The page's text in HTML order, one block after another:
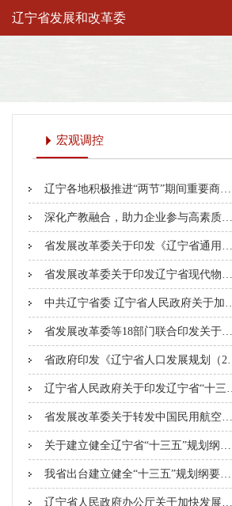
辽宁省发展和改革委
宏观调控
辽宁各地积极推进“两节”期间重要商品保供稳价工作 成效显著
深化产教融合，助力企业参与高素质技能型人才培养
省发展改革委关于印发《辽宁省通用机场布局规划（2018-2025年）》的通知
省发展改革委关于印发辽宁省现代物流业中长期发展规划（2017-2022年）的通知
中共辽宁省委 辽宁省人民政府
省发展改革委等18部门联合印发关于大力发展实体经济积极稳定和促进就业的实施意见
省政府印发
辽宁省人民政府关于印发
省发展改革委关于转发中国民用航空发展第十三个五年规划和全国民用运输机场布局规划的通知
关于建立健全辽宁省“十三五”规划纲要实施机制的实施意见
我省出台建立健全“十三五”规划纲要实施机制的实施意见
辽宁省人民政府办公厅关于加快发展生活性服务业促进消费结构升级的实施意见